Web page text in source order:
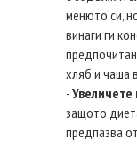
менюто си,
винаги ги
хляб и чаша
-
защото
предпазва